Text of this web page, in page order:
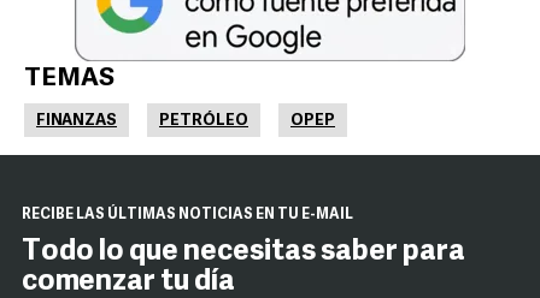
TEMAS
FINANZAS PETRÓLEO OPEP
RECIBE LAS ÚLTIMAS NOTICIAS EN TU E-MAIL
Todo lo que necesitas saber para
comenzar tu día